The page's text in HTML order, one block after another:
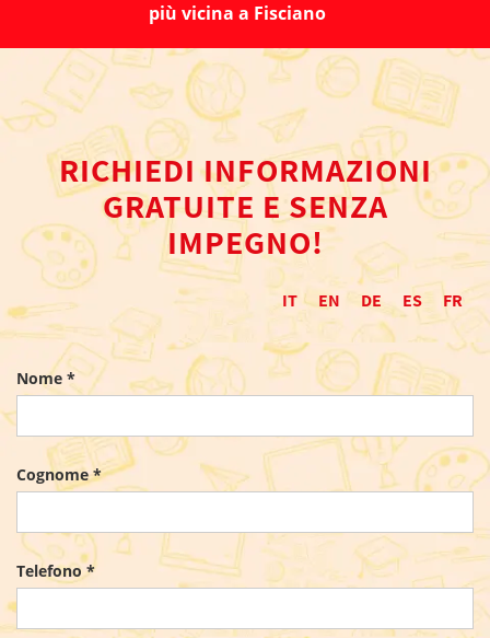
più vicina a Fisciano
RICHIEDI INFORMAZIONI
GRATUITE E SENZA
IMPEGNO!
IT EN DE ES FR
Nome *
Cognome *
Telefono *